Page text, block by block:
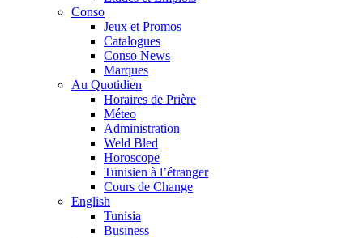
Conso
Jeux et Promos
Catalogues
Conso News
Marques
Au Quotidien
Horaires de Prière
Méteo
Administration
Weld Bled
Horoscope
Tunisien à l’étranger
Cours de Change
English
Tunisia
Business